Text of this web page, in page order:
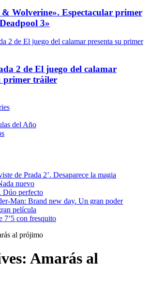
& Wolverine». Espectacular primer
3»
2 de El juego del calamar
primer tráiler
del Año
de Prada 2’. Desaparece la magia
nuevo
Dúo perfecto
Man: Brand new day. Un gran poder
película
7’5 con fresquito
al prójimo
Amarás al